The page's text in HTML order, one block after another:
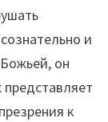
и
он
представляет
к